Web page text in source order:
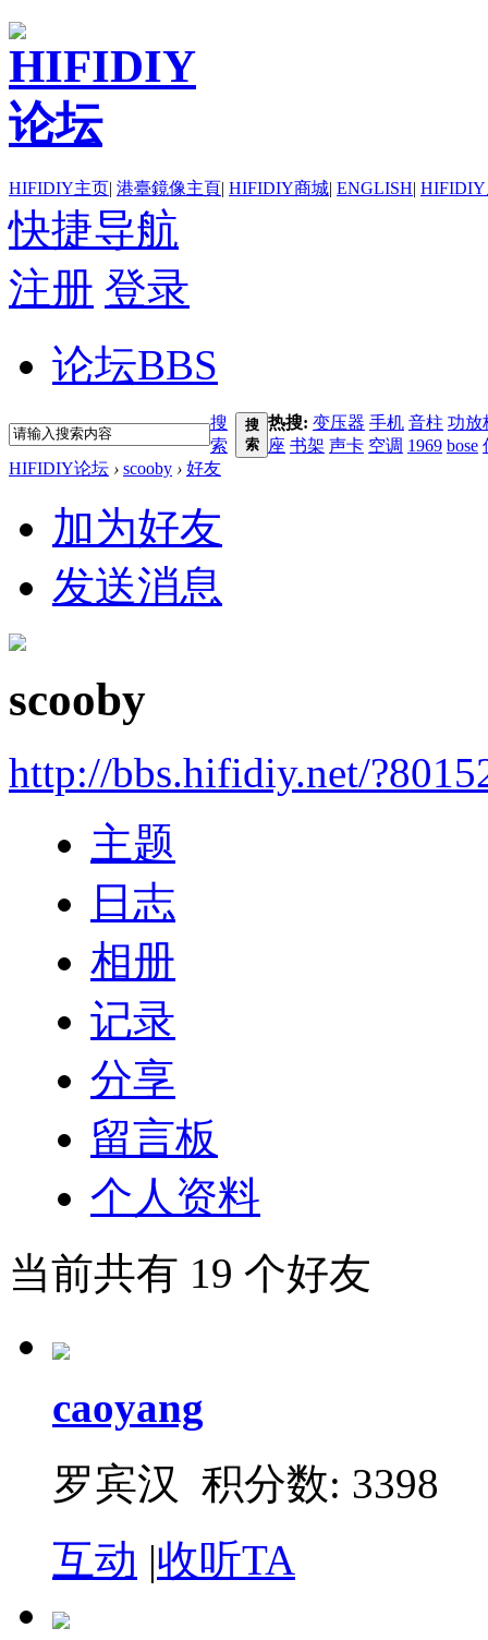
HIFIDIY主页| 港臺鏡像主頁| HIFIDIY商城| ENGLISH|
快捷导航
注册 登录
论坛BBS
搜
索
搜
索
热搜: 变压器 手机 音柱 功放
座 书架 声卡 空调 1969 bose
HIFIDIY论坛 › scooby › 好友
加为好友
发送消息
scooby
http://bbs.hifidiy.net/
主题
日志
相册
记录
分享
留言板
个人资料
当前共有 19 个好友
caoyang
罗宾汉 积分数: 3398
互动 |收听TA